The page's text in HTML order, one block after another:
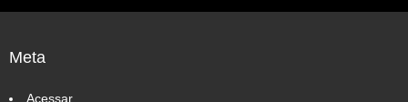
Meta
Acessar